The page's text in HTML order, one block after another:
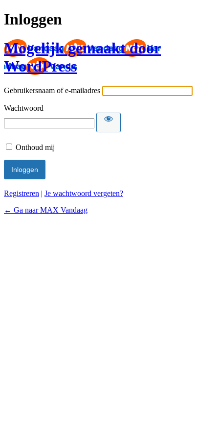
Inloggen
Mogelijk gemaakt door
WordPress
Gebruikersnaam of e-mailadres
Wachtwoord
Onthoud mij
Registreren | Je wachtwoord vergeten?
← Ga naar MAX Vandaag